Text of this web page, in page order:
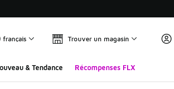
français Trouver un magasin
& Tendance Récompenses FLX